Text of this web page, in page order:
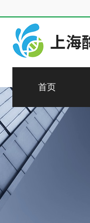
首页